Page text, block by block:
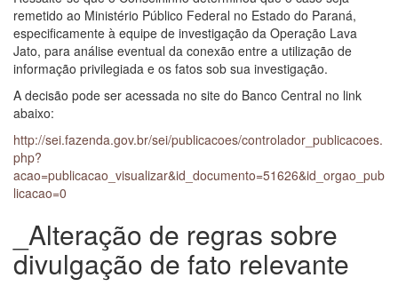
remetido ao Ministério Público Federal no Estado do Paraná,
especificamente à equipe de investigação da Operação Lava
Jato, para análise eventual da conexão entre a utilização de
informação privilegiada e os fatos sob sua investigação.
A decisão pode ser acessada no site do Banco Central no link
abaixo:
http://sei.fazenda.gov.br/sei/publicacoes/controlador_publicacoes.
php?
acao=publicacao_visualizar&id_documento=51626&id_orgao_pub
licacao=0
_Alteração de regras sobre
divulgação de fato relevante